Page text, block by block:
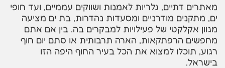
מאתרים דתיים, גלריות לאמנות ושווקים עממיים, ועד חופי
ים, מתקנים מודרניים ומסעדות נהדרות, בת ים מציעה
מגוון אקלקטי של פעילויות למבקרים בה. בין אם אתם
מחפשים הרפתקאות, הארה תרבותית או סתם יום חוף
רגוע, תוכלו למצוא את הכל בעיר החוף היפה הזו
בישראל.